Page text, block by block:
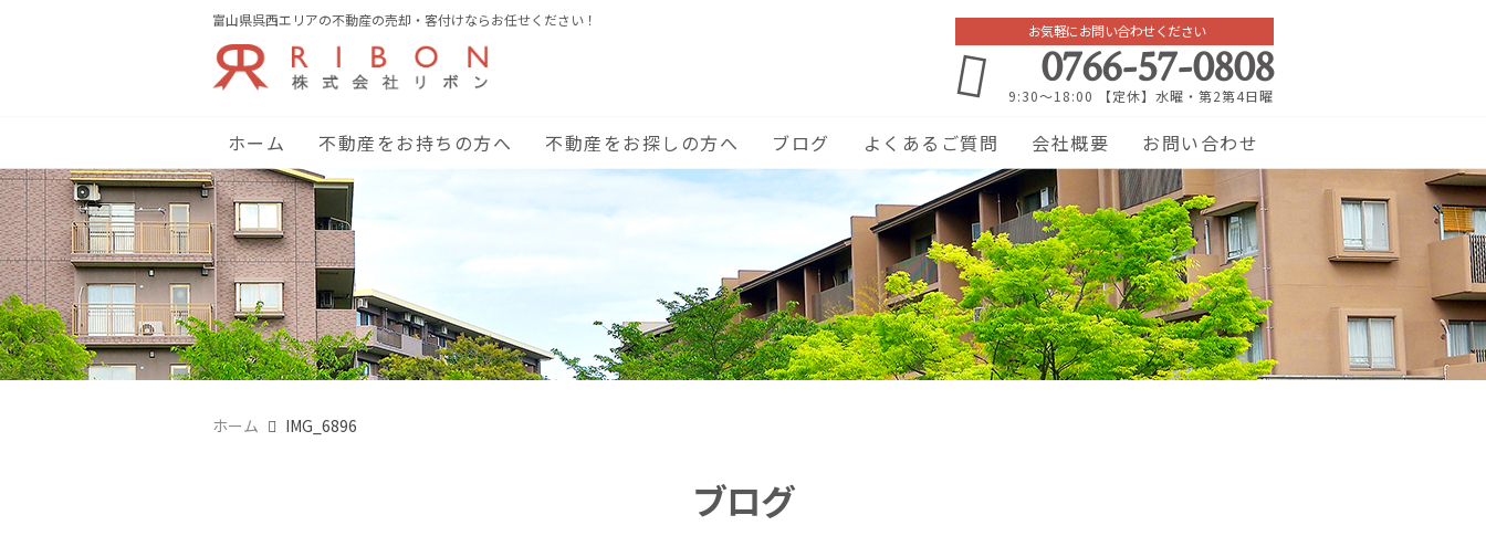
富山県呉西エリアの不動産の売却・客付けならお任せください！
お気軽にお問い合わせください
0766-57-0808
9:30～18:00 【定休】水曜・第2第4日曜
ホーム 不動産をお持ちの方へ 不動産をお探しの方へ ブログ よくあるご質問 会社概要 お問い合わせ
ホーム IMG_6896
ブログ